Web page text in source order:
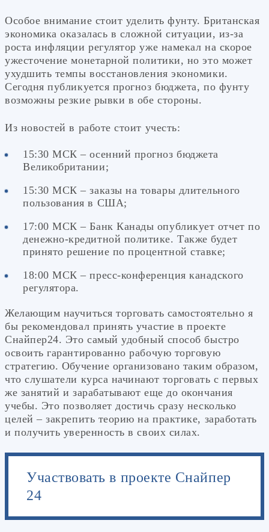
Особое внимание стоит уделить фунту. Британская
экономика оказалась в сложной ситуации, из-за
роста инфляции регулятор уже намекал на скорое
ужесточение монетарной политики, но это может
ухудшить темпы восстановления экономики.
Сегодня публикуется прогноз бюджета, по фунту
возможны резкие рывки в обе стороны.
Из новостей в работе стоит учесть:
15:30 МСК – осенний прогноз бюджета
Великобритании;
15:30 МСК – заказы на товары длительного
пользования в США;
17:00 МСК – Банк Канады опубликует отчет по
денежно-кредитной политике. Также будет
принято решение по процентной ставке;
18:00 МСК – пресс-конференция канадского
регулятора.
Желающим научиться торговать самостоятельно я
бы рекомендовал принять участие в проекте
Снайпер24. Это самый удобный способ быстро
освоить гарантированно рабочую торговую
стратегию. Обучение организовано таким образом,
что слушатели курса начинают торговать с первых
же занятий и зарабатывают еще до окончания
учебы. Это позволяет достичь сразу несколько
целей – закрепить теорию на практике, заработать
и получить уверенность в своих силах.
Участвовать в проекте Снайпер
24